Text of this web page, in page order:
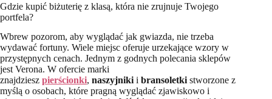
Gdzie kupić biżuterię z klasą, która nie zrujnuje Twojego
portfela?
Wbrew pozorom, aby wyglądać jak gwiazda, nie trzeba
wydawać fortuny. Wiele miejsc oferuje urzekające wzory w
przystępnych cenach. Jednym z godnych polecania sklepów
jest Verona. W ofercie marki
znajdziesz pierścionki, naszyjnikii bransoletkistworzone z
myślą o osobach, które pragną wyglądać zjawiskowo i